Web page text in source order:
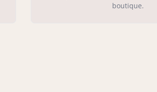
boutique.